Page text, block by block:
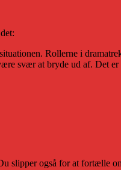
Rollerne i
svær at bryde ud af. Det
slipper også for at fortælle